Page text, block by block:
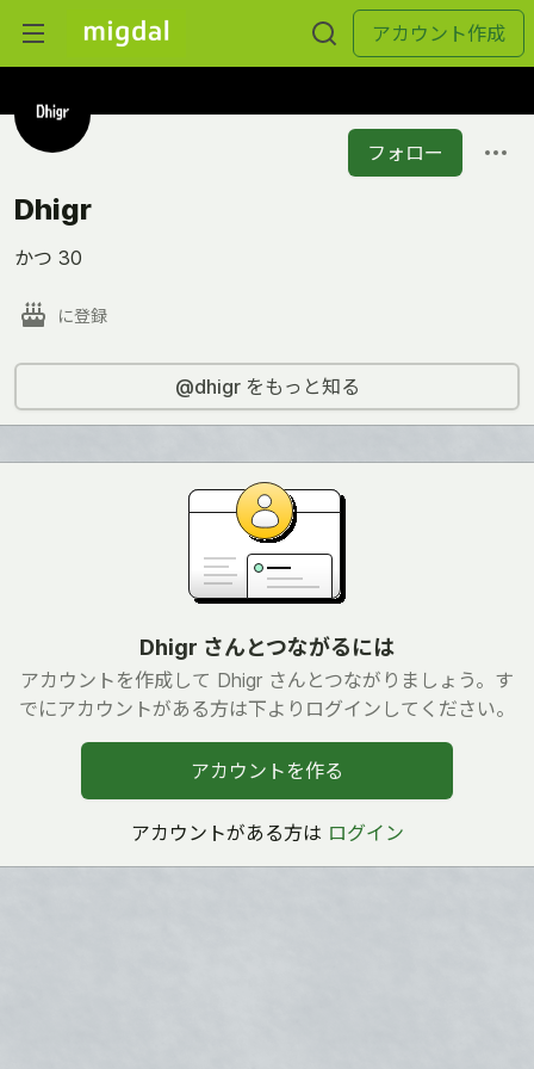
アカウント作成
フォロー
Dhigr
かつ 30
に登録
@dhigr をもっと知る
Dhigr さんとつながるには
アカウントを作成して Dhigr さんとつながりましょう。す
でにアカウントがある方は下よりログインしてください。
アカウントを作る
アカウントがある方は ログイン